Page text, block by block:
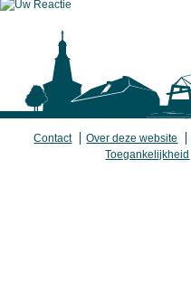
Contact Over deze website
Toegankelijkheid